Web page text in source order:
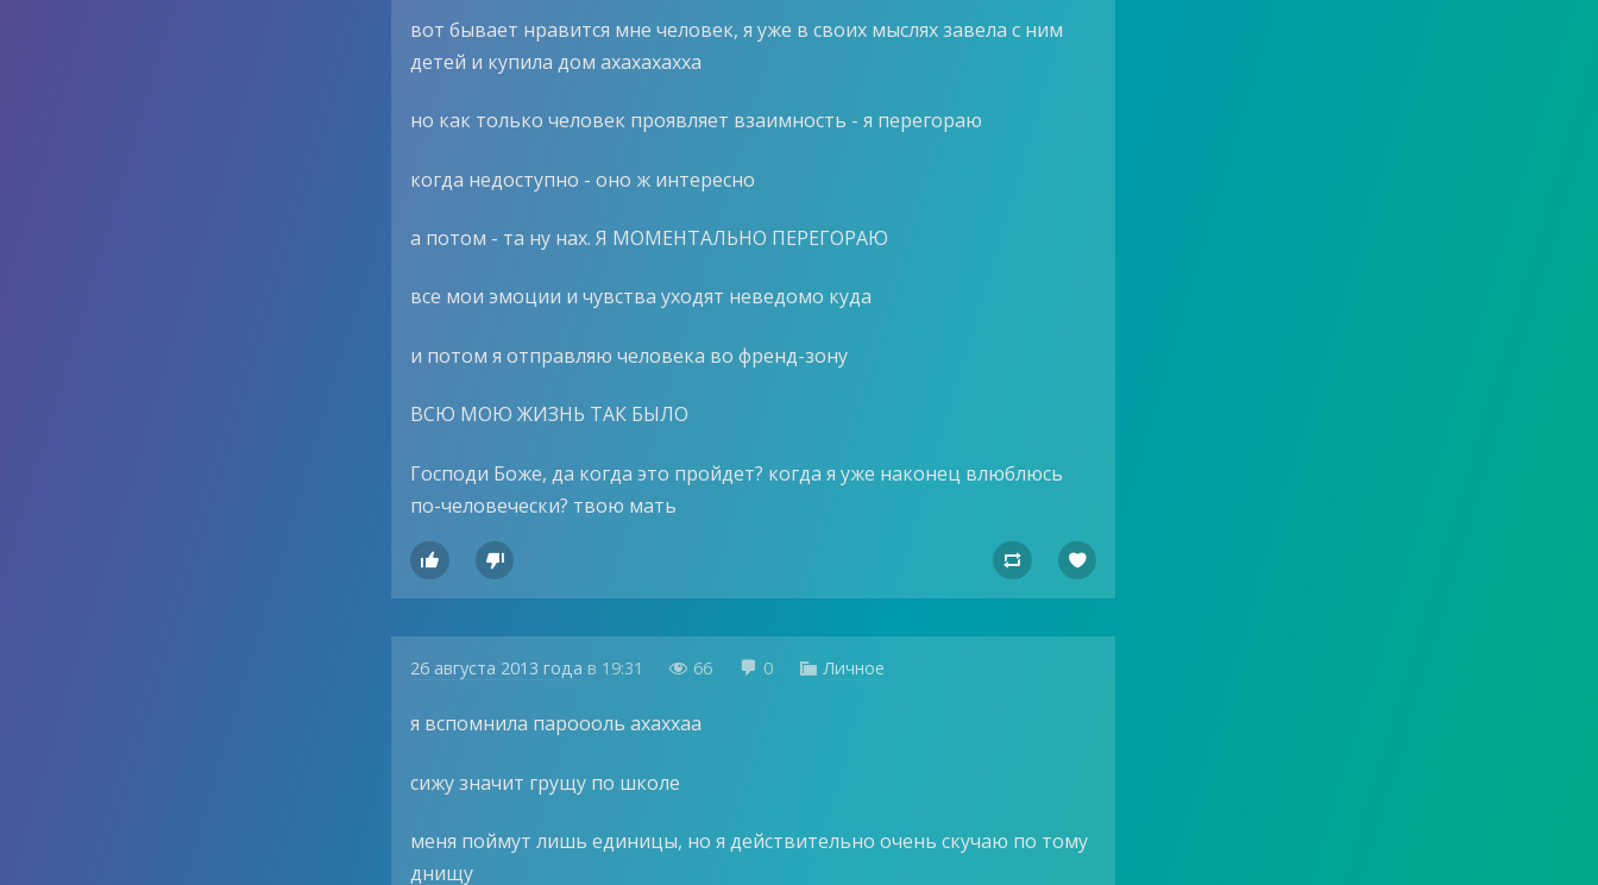
вот бывает нравится мне человек, я уже в своих мыслях завела с ним
детей и купила дом ахахахахха
но как только человек проявляет взаимность - я перегораю
когда недоступно - оно ж интересно
а потом - та ну нах. Я МОМЕНТАЛЬНО ПЕРЕГОРАЮ
все мои эмоции и чувства уходят неведомо куда
и потом я отправляю человека во френд-зону
ВСЮ МОЮ ЖИЗНЬ ТАК БЫЛО
Господи Боже, да когда это пройдет? когда я уже наконец влюблюсь
по-человечески? твою мать
   
26 августа 2013 года в 19:31  66  0  Личное
я вспомнила пароооль ахаххаа
сижу значит грущу по школе
меня поймут лишь единицы, но я действительно очень скучаю по тому
днищу